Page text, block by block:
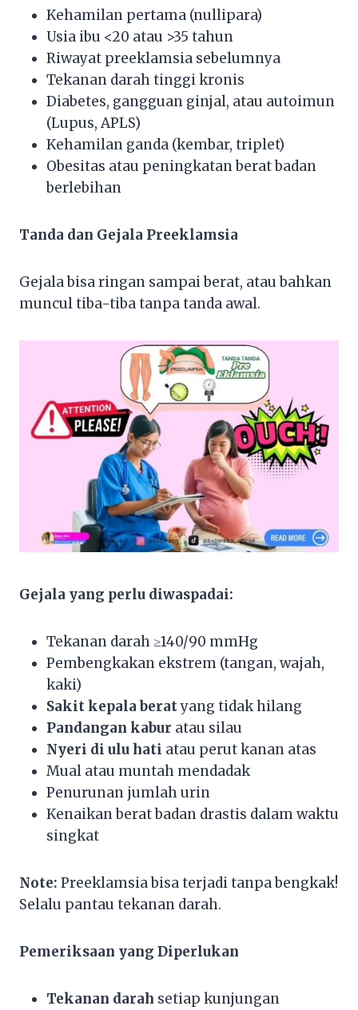
Kehamilan pertama (nullipara)
Usia ibu <20 atau >35 tahun
Riwayat preeklamsia sebelumnya
Tekanan darah tinggi kronis
Diabetes, gangguan ginjal, atau autoimun
(Lupus, APLS)
Kehamilan ganda (kembar, triplet)
Obesitas atau peningkatan berat badan
berlebihan
Tanda dan Gejala Preeklamsia
Gejala bisa ringan sampai berat, atau bahkan
muncul tiba-tiba tanpa tanda awal.
Gejala yang perlu diwaspadai:
Tekanan darah ≥140/90 mmHg
Pembengkakan ekstrem (tangan, wajah,
kaki)
Sakit kepala beratyang tidak hilang
Pandangan kabur atau silau
Nyeri di ulu hati atau perut kanan atas
Mual atau muntah mendadak
Penurunan jumlah urin
Kenaikan berat badan drastis dalam waktu
singkat
Note: Preeklamsia bisa terjadi tanpa bengkak!
Selalu pantau tekanan darah.
Pemeriksaan yang Diperlukan
Tekanan darah setiap kunjungan